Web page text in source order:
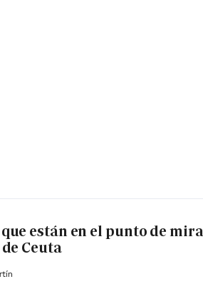
están en el punto de mira
Ceuta